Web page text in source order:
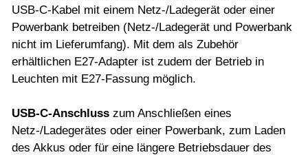
USB-C-Kabel mit einem Netz-/Ladegerät oder einer
Powerbank betreiben (Netz-/Ladegerät und Powerbank
nicht im Lieferumfang). Mit dem als Zubehör
erhältlichen E27-Adapter ist zudem der Betrieb in
Leuchten mit E27-Fassung möglich.
USB-C-Anschluss zum Anschließen eines
Netz-/Ladegerätes oder einer Powerbank, zum Laden
des Akkus oder für eine längere Betriebsdauer des